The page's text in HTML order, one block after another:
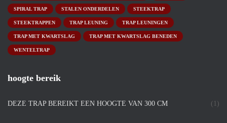
SPIRAL TRAP STALEN ONDERDELEN STEEKTRAP
STEEKTRAPPEN TRAP LEUNING TRAP LEUNINGEN
TRAP MET KWARTSLAG TRAP MET KWARTSLAG BENEDEN
WENTELTRAP
hoogte bereik
DEZE TRAP BEREIKT EEN HOOGTE VAN 300 CM (1)